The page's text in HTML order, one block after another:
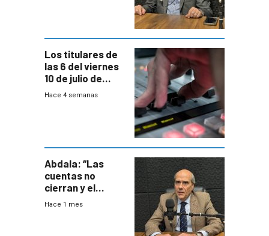
Los titulares de
las 6 del viernes
10 de julio de
2026
Hace 4 semanas
Abdala: “Las
cuentas no
cierran y el
balance del
Hace 1 mes